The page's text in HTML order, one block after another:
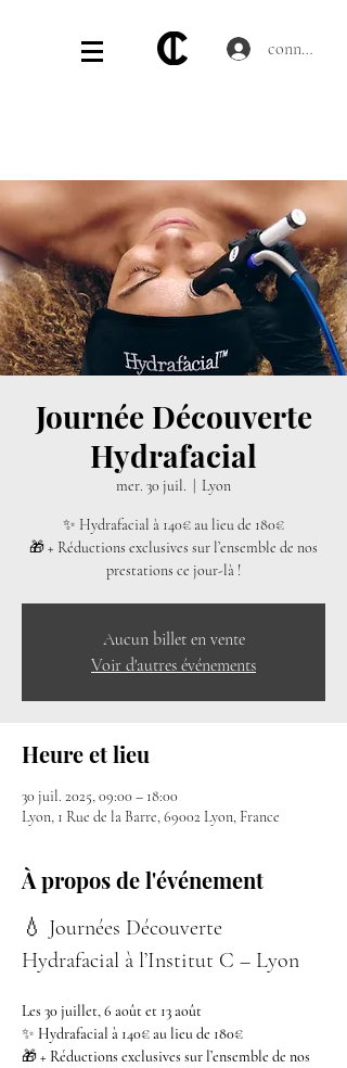
connecter
Journée Découverte
Hydrafacial
mer. 30 juil. Lyon
✨ Hydrafacial à 140€ au lieu de 180€
🎁 + Réductions exclusives sur l’ensemble de nos
prestations ce jour-là !
Aucun billet en vente
Voir d'autres événements
Heure et lieu
30 juil. 2025, 09:00 – 18:00
Lyon, 1 Rue de la Barre, 69002 Lyon, France
À propos de l'événement
💧 Journées Découverte
Hydrafacial à l’Institut C – Lyon
Les 30 juillet, 6 août et 13 août
✨ Hydrafacial à 140€ au lieu de 180€
🎁 + Réductions exclusives sur l’ensemble de nos